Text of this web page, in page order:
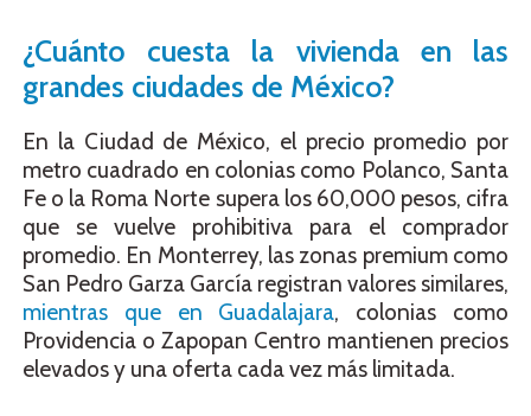
¿Cuánto cuesta la vivienda en las
grandes ciudades de México?
En la Ciudad de México, el precio promedio por
metro cuadrado en colonias como Polanco, Santa
Fe o la Roma Norte supera los 60,000 pesos, cifra
que se vuelve prohibitiva para el comprador
promedio. En Monterrey, las zonas premium como
San Pedro Garza García registran valores similares,
mientras que en Guadalajara, colonias como
Providencia o Zapopan Centro mantienen precios
elevados y una oferta cada vez más limitada.